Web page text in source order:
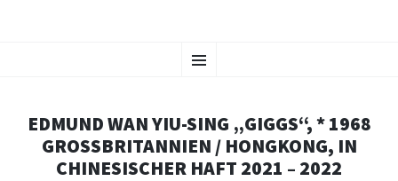
Menu
TO
EDMUND WAN YIU-SING „GIGGS“, * 1968
GROSSBRITANNIEN / HONGKONG, IN C
HINESISCHER HAFT 2021 – 2022